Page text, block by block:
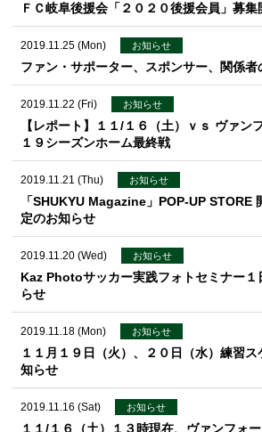
ＦＣ岐阜後援会「２０２０後援会員」募
2019.11.25 (Mon) お知らせ
ファン・サポーター、スポンサー、関係者
2019.11.22 (Fri) お知らせ
【レポート】１１/１６（土）ｖｓ ヴァ
１９シーズンホーム最終戦
2019.11.21 (Thu) お知らせ
「SHUKYU Magazine」POP-UP STORE
定のお知らせ
2019.11.20 (Wed) お知らせ
Kaz Photoサッカー実践フォトセミナー１
らせ
2019.11.18 (Mon) お知らせ
１１月１９日（火）、２０日（水）練習
知らせ
2019.11.16 (Sat) お知らせ
１１/１６（土）１３時現在、ヴァンフォ